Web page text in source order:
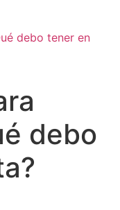
debo tener en
debo